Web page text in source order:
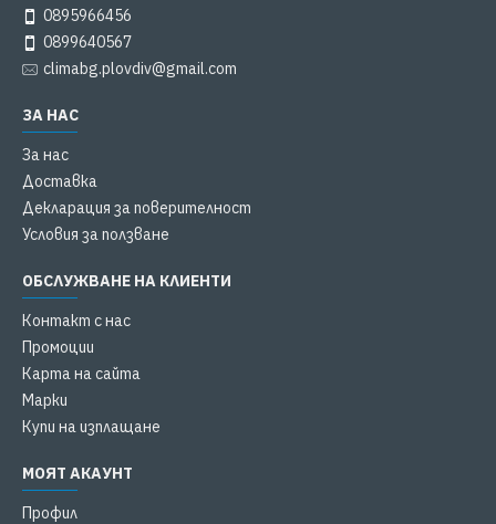
0895966456
0899640567
climabg.plovdiv@gmail.com
ЗА НАС
За нас
Доставка
Декларация за поверителност
Условия за ползване
ОБСЛУЖВАНЕ НА КЛИЕНТИ
Контакт с нас
Промоции
Карта на сайта
Марки
Купи на изплащане
МОЯТ АКАУНТ
Профил